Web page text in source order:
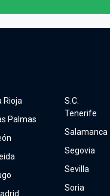
Rioja
Palmas
S.C.
Tenerife
Salamanca
Segovia
Sevilla
Soria